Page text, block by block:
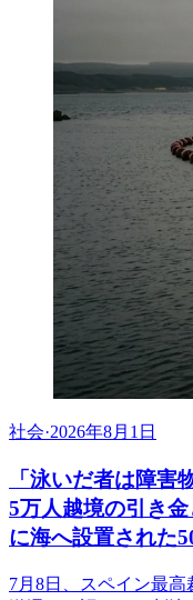
社会·2026年8月1日
「泳いだ者は障
5万人越境の引き
に海へ設置された
7月8日、スペイン最